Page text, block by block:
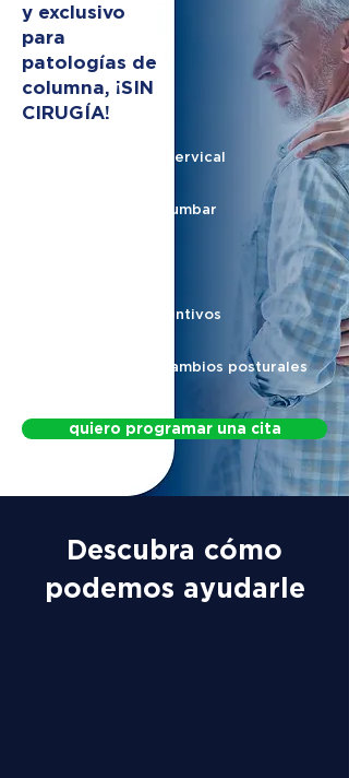
y exclusivo
para
patologías de
columna, ¡SIN
CIRUGÍA!
Hernia de disco cervical
Hernia de disco lumbar
Protocolos preventivos
Protocolo para cambios posturales
quiero programar una cita
Descubra cómo
podemos ayudarle